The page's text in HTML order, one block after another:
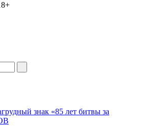
знак «85 лет битвы за